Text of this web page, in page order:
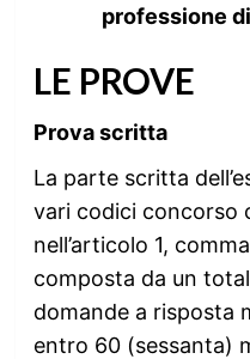
professione
LE PROVE
Prova scritta
La parte scritta
vari codici concorso
nell’articolo 1,
composta da un
domande a risposta
entro 60 (sessanta)